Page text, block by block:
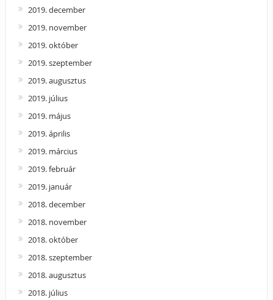
2019. december
2019. november
2019. október
2019. szeptember
2019. augusztus
2019. július
2019. május
2019. április
2019. március
2019. február
2019. január
2018. december
2018. november
2018. október
2018. szeptember
2018. augusztus
2018. július